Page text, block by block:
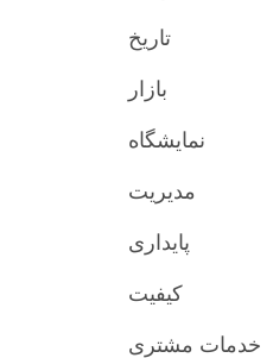
تاریخ
بازار
نمایشگاه
مدیریت
پایداری
کیفیت
خدمات مشتری